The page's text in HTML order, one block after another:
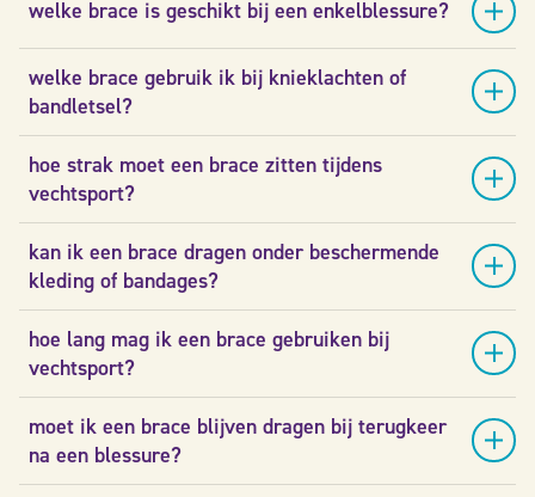
welke brace is geschikt bij een enkelblessure?
welke brace gebruik ik bij knieklachten of
bandletsel?
hoe strak moet een brace zitten tijdens
vechtsport?
kan ik een brace dragen onder beschermende
kleding of bandages?
hoe lang mag ik een brace gebruiken bij
vechtsport?
moet ik een brace blijven dragen bij terugkeer
na een blessure?